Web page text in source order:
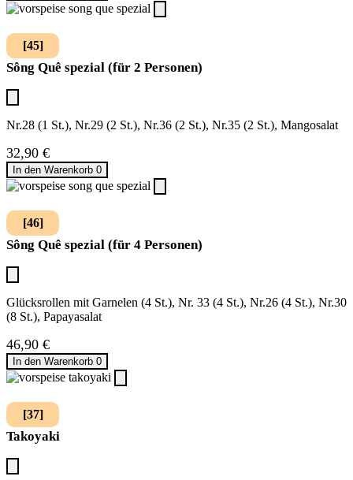
[45]
Sông Quê spezial (für 2 Personen)
Nr.28 (1 St.), Nr.29 (2 St.), Nr.36 (2 St.), Nr.35 (2 St.), Mangosalat
32,90 €
In den Warenkorb 0
[46]
Sông Quê spezial (für 4 Personen)
Glücksrollen mit Garnelen (4 St.), Nr. 33 (4 St.), Nr.26 (4 St.), Nr.30
(8 St.), Papayasalat
46,90 €
In den Warenkorb 0
[37]
Takoyaki